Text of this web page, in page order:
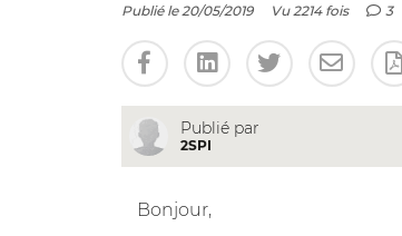
Publié le 20/05/2019 Vu 2214 fois 3
Publié par
2SPI
Bonjour,